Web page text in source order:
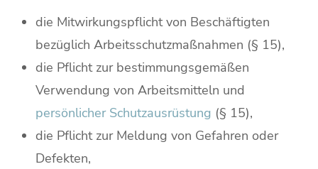
die Mitwirkungspflicht von Beschäftigten
bezüglich Arbeitsschutzmaßnahmen (§ 15),
die Pflicht zur bestimmungsgemäßen
Verwendung von Arbeitsmitteln und
persönlicher Schutzausrüstung (§ 15),
die Pflicht zur Meldung von Gefahren oder
Defekten,